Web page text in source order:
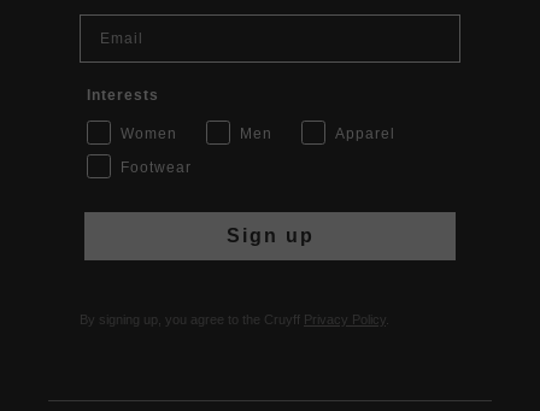
Interests
Women Men
Apparel
Footwear
Sign up
By signing up, you agree to the Cruyff Privacy Policy